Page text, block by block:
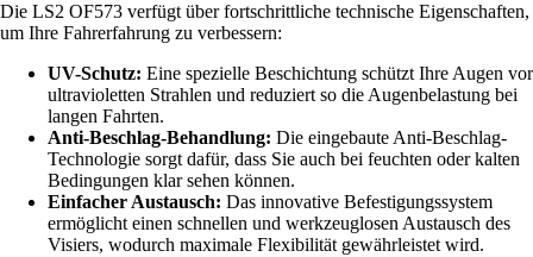
Die LS2 OF573 verfügt über fortschrittliche technische Eigenschaften,
um Ihre Fahrerfahrung zu verbessern:
UV-Schutz: Eine spezielle Beschichtung schützt Ihre Augen vor
ultravioletten Strahlen und reduziert so die Augenbelastung bei
langen Fahrten.
Anti-Beschlag-Behandlung: Die eingebaute Anti-Beschlag-
Technologie sorgt dafür, dass Sie auch bei feuchten oder kalten
Bedingungen klar sehen können.
Einfacher Austausch: Das innovative Befestigungssystem
ermöglicht einen schnellen und werkzeuglosen Austausch des
Visiers, wodurch maximale Flexibilität gewährleistet wird.